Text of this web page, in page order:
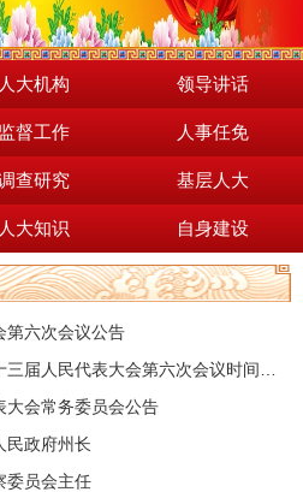
人大机构 领导讲话
监督工作 人事任免
查研究 基层人大
人大知识 自身建设
第六次会议公告
大会常务委员会公告
民政府州长
委员会主任